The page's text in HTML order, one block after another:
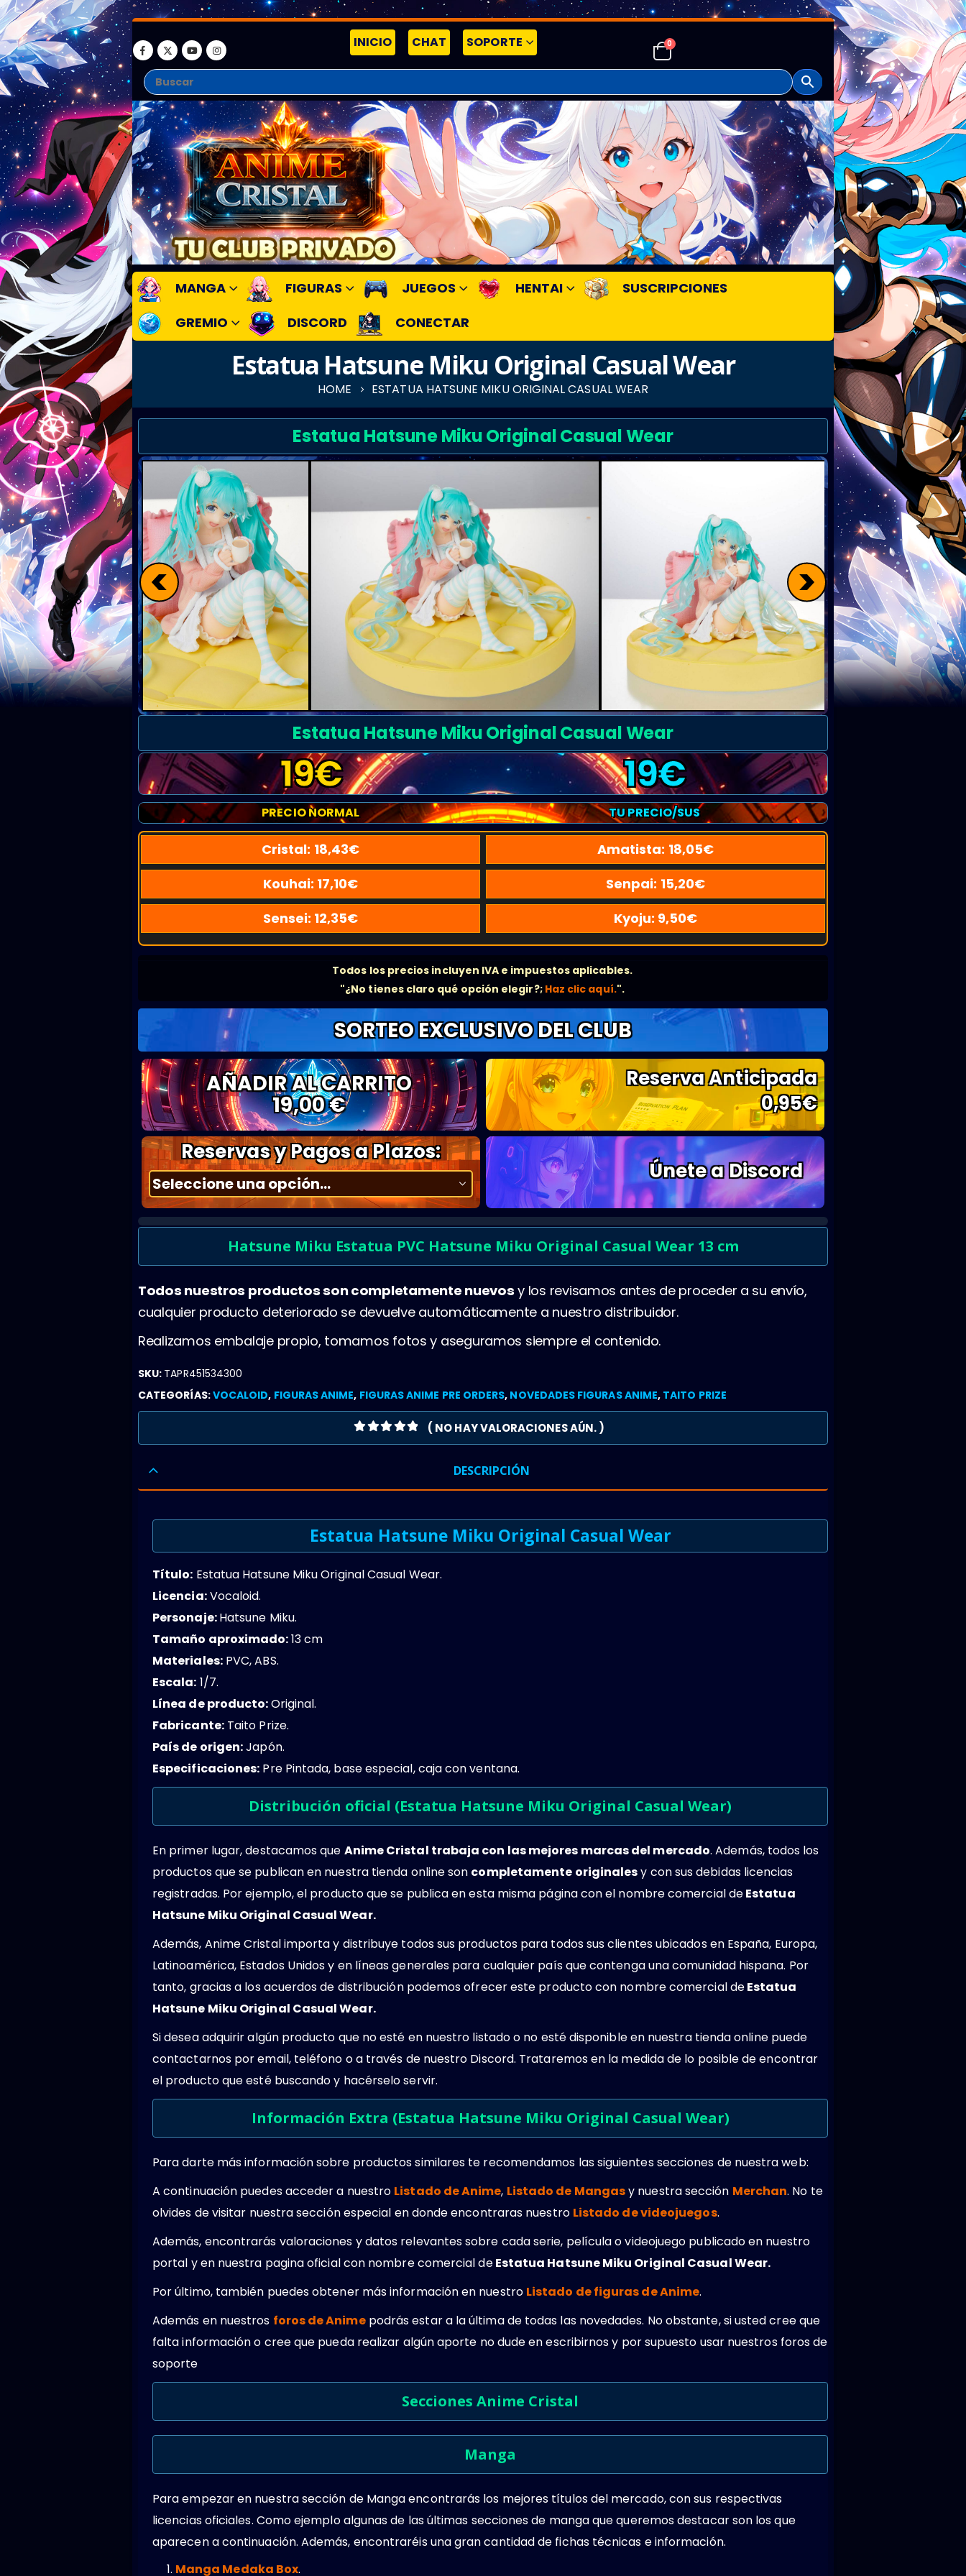
INICIO CHAT SOPORTE 0
MANGA FIGURAS JUEGOS HENTAI
SUSCRIPCIONES
GREMIO
DISCORD CONECTAR
Estatua Hatsune Miku Original Casual Wear
HOME ESTATUA HATSUNE MIKU ORIGINAL CASUAL WEAR
Estatua Hatsune Miku Original Casual Wear
< >
Estatua Hatsune Miku Original Casual Wear
19€ 19€
PRECIO NORMAL TU PRECIO/SUS
Cristal: 18,43€ Amatista: 18,05€
Kouhai: 17,10€ Senpai: 15,20€
Sensei: 12,35€ Kyoju: 9,50€
Todos los precios incluyen IVA e impuestos aplicables.
"¿No tienes claro qué opción elegir?; Haz clic aquí.".
SORTEO EXCLUSIVO DEL CLUB
AÑADIR AL CARRITO
19,00 €
Reserva Anticipada
0,95€
Reservas y Pagos a Plazos:
Únete a Discord
Hatsune Miku Estatua PVC Hatsune Miku Original Casual Wear 13 cm
Todos nuestros productos son completamente nuevosy los revisamos antes de proceder a su envío,
cualquier producto deteriorado se devuelve automáticamente a nuestro distribuidor.
Realizamos embalaje propio, tomamos fotos y aseguramos siempre el contenido.
SKU: TAPR451534300
CATEGORÍAS:VOCALOID, FIGURAS ANIME, FIGURAS ANIME PRE ORDERS, NOVEDADES FIGURAS ANIME, TAITO PRIZE
( NO HAY VALORACIONES AÚN. )
DESCRIPCIÓN
Estatua Hatsune Miku Original Casual Wear
Título: Estatua Hatsune Miku Original Casual Wear.
Licencia:Vocaloid.
Personaje:Hatsune Miku.
Tamaño aproximado:13 cm
Materiales:PVC, ABS.
Escala: 1/7.
Línea de producto:Original.
Fabricante:Taito Prize.
País de origen:Japón.
Especificaciones: Pre Pintada, base especial, caja con ventana.
Distribución oficial (Estatua Hatsune Miku Original Casual Wear)
En primer lugar, destacamos que Anime Cristal trabaja con las mejores marcas del mercado. Además, todos los
productos que se publican en nuestra tienda online son completamente originalesy con sus debidas licencias
registradas. Por ejemplo, el producto que se publica en esta misma página con el nombre comercial deEstatua
Hatsune Miku Original Casual Wear.
Además, Anime Cristal importa y distribuye todos sus productos para todos sus clientes ubicados en España, Europa,
Latinoamérica, Estados Unidos y en líneas generales para cualquier país que contenga una comunidad hispana. Por
tanto, gracias a los acuerdos de distribución podemos ofrecer este producto con nombre comercial deEstatua
Hatsune Miku Original Casual Wear.
Si desea adquirir algún producto que no esté en nuestro listado o no esté disponible en nuestra tienda online puede
contactarnos por email, teléfono o a través de nuestro Discord. Trataremos en la medida de lo posible de encontrar
el producto que esté buscando y hacérselo servir.
Información Extra (Estatua Hatsune Miku Original Casual Wear)
Para darte más información sobre productos similares te recomendamos las siguientes secciones de nuestra web:
A continuación puedes acceder a nuestro Listado de Anime, Listado de Mangasy nuestra sección Merchan. No te
olvides de visitar nuestra sección especial en donde encontraras nuestro Listado de videojuegos.
Además, encontrarás valoraciones y datos relevantes sobre cada serie, película o videojuego publicado en nuestro
portal y en nuestra pagina oficial con nombre comercial deEstatua Hatsune Miku Original Casual Wear.
Por último, también puedes obtener más información en nuestro Listado de figuras de Anime.
Además en nuestros foros de Animepodrás estar a la última de todas las novedades. No obstante, si usted cree que
falta información o cree que pueda realizar algún aporte no dude en escribirnos y por supuesto usar nuestros foros de
soporte
Secciones Anime Cristal
Manga
Para empezar en nuestra sección de Manga encontrarás los mejores títulos del mercado, con sus respectivas
licencias oficiales. Como ejemplo algunas de las últimas secciones de manga que queremos destacar son los que
aparecen a continuación. Además, encontraréis una gran cantidad de fichas técnicas e información.
Manga Medaka Box.